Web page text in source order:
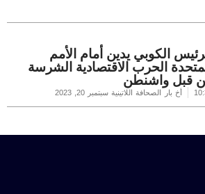
الكوبي يدين أمام الأمم
الحرب الاقتصادية الشرسة
قبل واشنطن
أخ بار الصحافة اللاتينية سبتمبر 20, 2023